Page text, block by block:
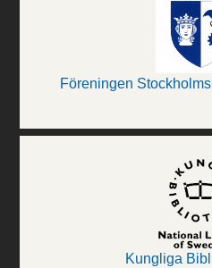
Föreningen
Kungliga